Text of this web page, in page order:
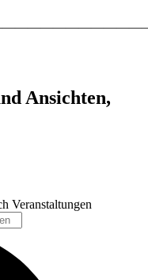
Ansichten,
Veranstaltungen